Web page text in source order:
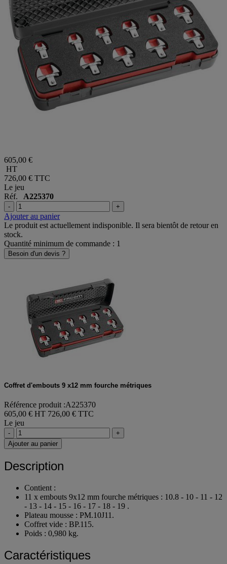
605,00 €
HT
726,00 € TTC
Le jeu
Réf. A225370
- +
Ajouter au panier
Le produit est actuellement indisponible. Il sera bientôt de retour en
stock.
Quantité minimum de commande : 1
Besoin d'un devis ?
Coffret d'embouts 9 x12 mm fourche métriques
Référence produit :A225370
605,00 € HT 726,00 € TTC
Le jeu
-
+
Ajouter au panier
Description
Contient :
11 x embouts 9x12 mm fourche métriques : 10.8 - 10 - 11 - 12
- 13 - 14 - 15 - 16 - 17 - 18 - 19 .
Plateau mousse : PM.10J11.
Coffret vide : BP.115.
Poids : 0,980 kg.
Caractéristiques